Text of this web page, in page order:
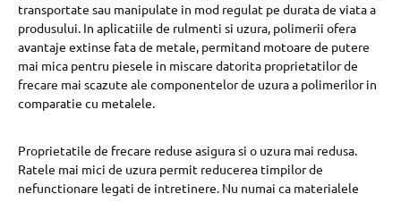
transportate sau manipulate in mod regulat pe durata de viata a
produsului. In aplicatiile de rulmenti si uzura, polimerii ofera
avantaje extinse fata de metale, permitand motoare de putere
mai mica pentru piesele in miscare datorita proprietatilor de
frecare mai scazute ale componentelor de uzura a polimerilor in
comparatie cu metalele.
Proprietatile de frecare reduse asigura si o uzura mai redusa.
Ratele mai mici de uzura permit reducerea timpilor de
nefunctionare legati de intretinere. Nu numai ca materialele